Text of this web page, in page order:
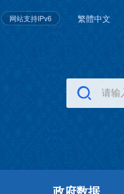
网站支持IPv6 繁體中文